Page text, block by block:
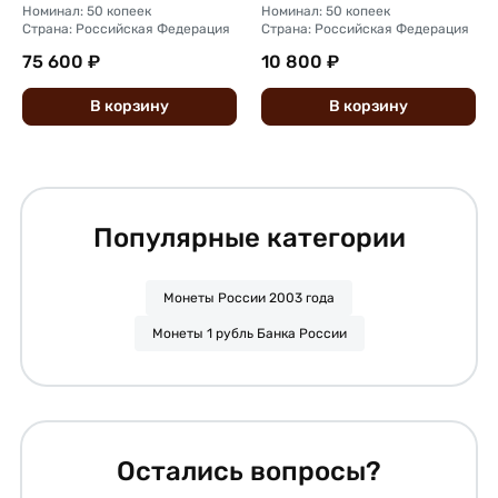
Номинал: 50 копеек
Страна: Российская Федерация
75 600 ₽
В корзину
Номинал: 50 копеек
Страна: Российская Федерация
10 800 ₽
В корзину
Популярные категории
Монеты России 2003 года
Монеты 1 рубль Банка России
Остались вопросы?